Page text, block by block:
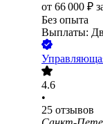
от 66 000 ₽
Без опыта
Выплаты:
4.6
•
25 отзывов